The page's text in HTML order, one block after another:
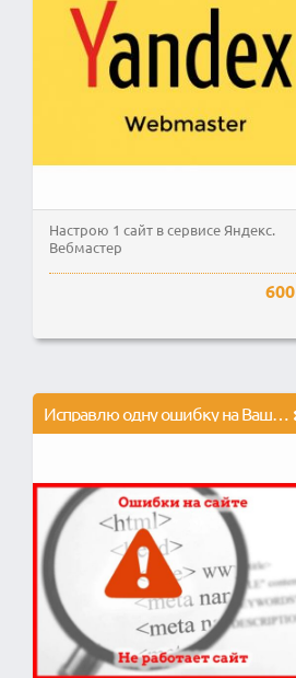
Настрою 1 сайт в сервисе Яндекс.
Вебмастер
600
Исправлю одну ошибку на Вашем сайте, одна задача на сайте